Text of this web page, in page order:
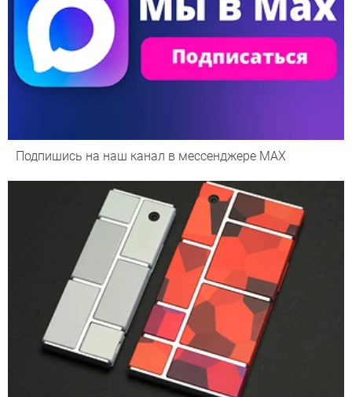
Подпишись на наш канал в мессенджере МАХ